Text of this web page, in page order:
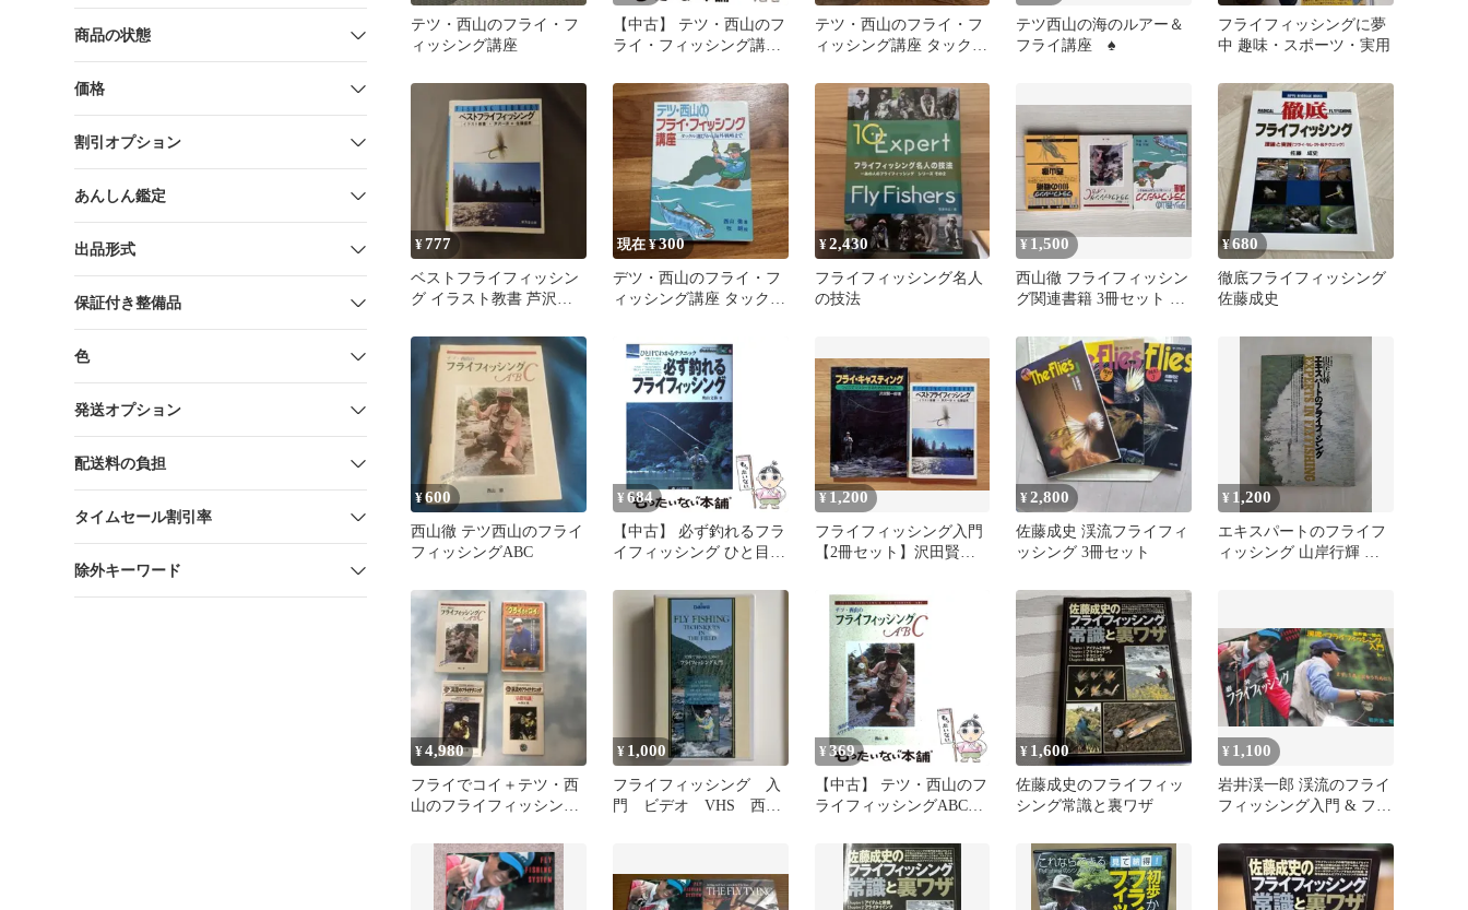
商品の状態
価格
割引オプション
あんしん鑑定
出品形式
保証付き整備品
色
発送オプション
配送料の負担
タイムセール割引率
除外キーワード
テツ・西山のフライ・フ
ィッシング講座
【中古】 テツ・西山のフ
ライ・フィッシング講座
略まで / 西山徹、牧朗 /
つり人社
テツ・西山のフライ・フ
ィッシング講座 タックル
テツ西山の海のルアー＆
フライ講座 ♠
フライフィッシングに夢
中 趣味・スポーツ・実用
¥777
ベストフライフィッシン
グ イラスト教書 芦沢一
現在 ¥300
デツ・西山のフライ・フ
ィッシング講座 タックル
¥2,430
フライフィッシング名人
の技法
¥ 1,500
西山徹 フライフィッシン
グ関連書籍 3冊セット テ
¥680
徹底フライフィッシング
佐藤成史
¥600
西山徹 テツ西山のフライ
フィッシングABC
¥ 684
【中古】 必ず釣れるフラ
イフィッシング ひと目で
(Outdoor A to Z 8) / 奥山
文弥 / 山と溪谷社
¥ 1,200
フライフィッシング入門
【2冊セット】沢田賢一
ング
¥2,800
佐藤成史 渓流フライフィ
ッシング 3冊セット
¥ 1,200
エキスパートのフライフ
ィッシング 山岸行輝 山
¥4,980
フライでコイ＋テツ・西
山のフライフィッシング
ニック
¥ 1,000
フライフィッシング 入
門 ビデオ VHS 西山
¥ 369
【中古】 テツ・西山のフ
ライフィッシングABC
/ 西山 徹 / つり人社
¥ 1,600
佐藤成史のフライフィッ
シング常識と裏ワザ
¥ 1,100
岩井渓一郎 渓流のフライ
フィッシング入門 & フラ
セット